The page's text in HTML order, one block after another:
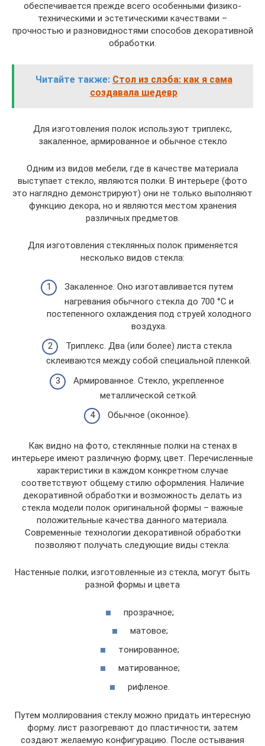
обеспечивается прежде всего особенными физико-
техническими и эстетическими качествами –
прочностью и разновидностями способов декоративной
обработки.
Читайте также: Стол из слэба: как я сама
создавала шедевр
Для изготовления полок используют триплекс,
закаленное, армированное и обычное стекло
Одним из видов мебели, где в качестве материала
выступает стекло, являются полки. В интерьере (фото
это наглядно демонстрируют) они не только выполняют
функцию декора, но и являются местом хранения
различных предметов.
Для изготовления стеклянных полок применяется
несколько видов стекла:
Закаленное. Оно изготавливается путем
нагревания обычного стекла до 700 °С и
постепенного охлаждения под струей холодного
воздуха.
Триплекс. Два (или более) листа стекла
склеиваются между собой специальной пленкой.
Армированное. Стекло, укрепленное
металлической сеткой.
Обычное (оконное).
Как видно на фото, стеклянные полки на стенах в
интерьере имеют различную форму, цвет. Перечисленные
характеристики в каждом конкретном случае
соответствуют общему стилю оформления. Наличие
декоративной обработки и возможность делать из
стекла модели полок оригинальной формы – важные
положительные качества данного материала.
Современные технологии декоративной обработки
позволяют получать следующие виды стекла:
Настенные полки, изготовленные из стекла, могут быть
разной формы и цвета
прозрачное;
матовое;
тонированное;
матированное;
рифленое.
Путем моллирования стеклу можно придать интересную
форму: лист разогревают до пластичности, затем
создают желаемую конфигурацию. После остывания